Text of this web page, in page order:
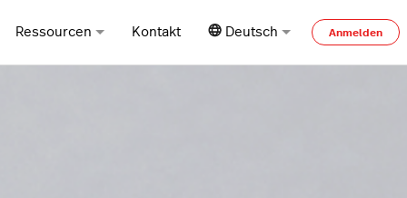
Ressourcen Kontakt Deutsch Anmelden